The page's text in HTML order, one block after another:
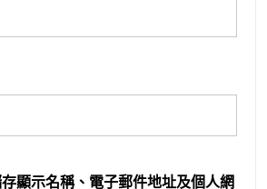
顯示名稱、電子郵件地址及個人網